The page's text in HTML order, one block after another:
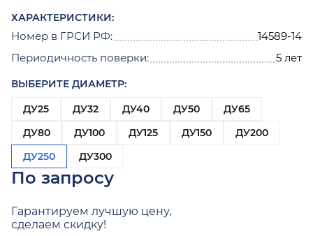
ХАРАКТЕРИСТИКИ:
Номер в ГРСИ РФ:
14589-14
Периодичность поверки:
5 лет
ВЫБЕРИТЕ ДИАМЕТР:
ДУ25
ДУ32 ДУ40 ДУ50
ДУ65
ДУ80
ДУ100 ДУ125 ДУ150
ДУ200
ДУ250
ДУ300
По запросу
Гарантируем лучшую цену,
сделаем скидку!